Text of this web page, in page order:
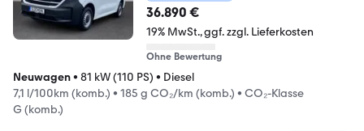
36.890 €
19% MwSt. ggf. zzgl. Lieferkosten
Ohne Bewertung
Neuwagen• 81 kW (110 PS) • Diesel
7,1 l/100km (komb.) • 185 g CO₂/km (komb.) • CO₂-Klasse
G (komb.)